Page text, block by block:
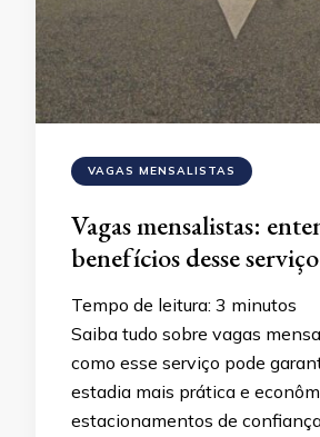
VAGAS MENSALISTAS
Vagas mensalistas:
benefícios desse serviço
Tempo de leitura: 3 minutos
Saiba tudo sobre vagas
como esse serviço pode
estadia mais prática e
estacionamentos de